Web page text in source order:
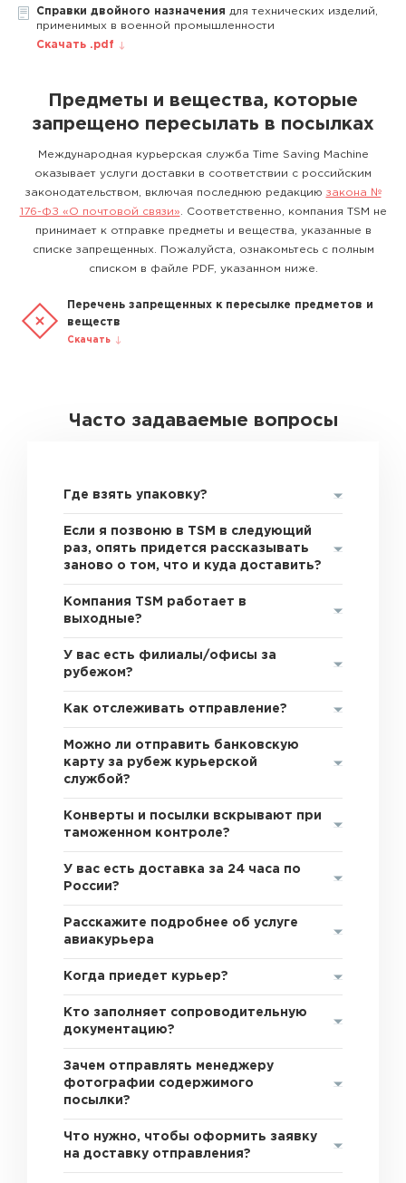
Справки двойного назначения для технических изделий,
применимых в военной промышленности
Скачать .pdf
Предметы и вещества, которые
запрещено пересылать в посылках
Международная курьерская служба Time Saving Machine
оказывает услуги доставки в соответствии с российским
законодательством, включая последнюю редакцию закона №
176-ФЗ «О почтовой связи» . Соответственно, компания TSM не
принимает к отправке предметы и вещества, указанные в
списке запрещенных. Пожалуйста, ознакомьтесь с полным
списком в файле PDF, указанном ниже.
Перечень запрещенных к пересылке предметов и
веществ
Скачать
Часто задаваемые вопросы
Где взять упаковку?
Если я позвоню в TSM в следующий
раз, опять придется рассказывать
заново о том, что и куда доставить?
Компания TSM работает в
выходные?
У вас есть филиалы/офисы за
рубежом?
Как отслеживать отправление?
Можно ли отправить банковскую
карту за рубеж курьерской
службой?
Конверты и посылки вскрывают при
таможенном контроле?
У вас есть доставка за 24 часа по
России?
Расскажите подробнее об услуге
авиакурьера
Когда приедет курьер?
Кто заполняет сопроводительную
документацию?
Зачем отправлять менеджеру
фотографии содержимого
посылки?
Что нужно, чтобы оформить заявку
на доставку отправления?